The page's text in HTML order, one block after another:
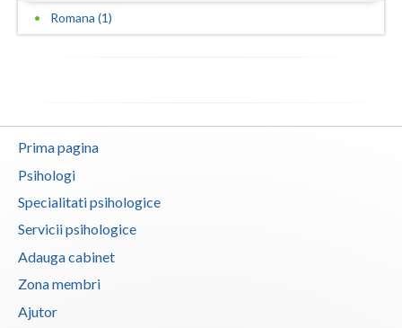
Romana (1)
Prima pagina
Psihologi
Specialitati psihologice
Servicii psihologice
Adauga cabinet
Zona membri
Ajutor